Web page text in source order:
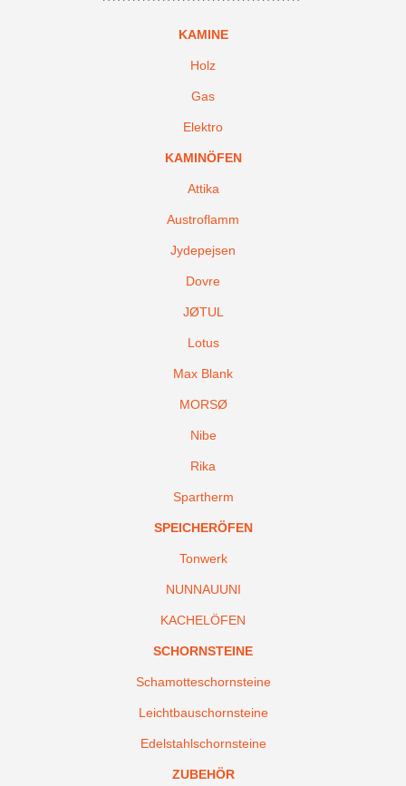
KAMINE
Holz
Gas
Elektro
KAMINÖFEN
Attika
Austroflamm
Jydepejsen
Dovre
JØTUL
Lotus
Max Blank
MORSØ
Nibe
Rika
Spartherm
SPEICHERÖFEN
Tonwerk
NUNNAUUNI
KACHELÖFEN
SCHORNSTEINE
Schamotteschornsteine
Leichtbauschornsteine
Edelstahlschornsteine
ZUBEHÖR